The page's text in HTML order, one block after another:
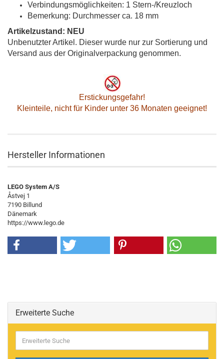
Verbindungsmöglichkeiten: 1 Stern-/Kreuzloch
Bemerkung: Durchmesser ca. 18 mm
Artikelzustand: NEU
Unbenutzter Artikel. Dieser wurde nur zur Sortierung und
Versand aus der Originalverpackung genommen.
Erstickungsgefahr!
Kleinteile, nicht für Kinder unter 36 Monaten geeignet!
Hersteller Informationen
LEGO System A/S
Åstvej 1
7190 Billund
Dänemark
https://www.lego.de
Erweiterte Suche
Suche